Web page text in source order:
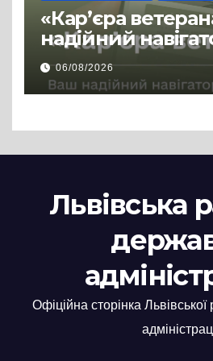
«Кар’єра
надійний
цивільній
06/08/2026
Львівська
Офіційна сторінка